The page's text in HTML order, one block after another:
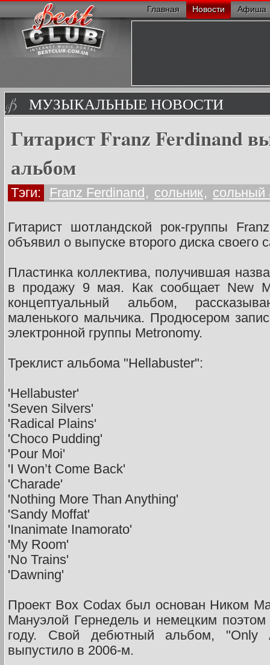
Главная Новости Афиша
МУЗЫКАЛЬНЫЕ НОВОСТИ
Гитарист Franz Ferdinand
альбом
Тэги: Franz Ferdinand , сольник, сольный
Гитарист шотландской рок-группы
объявил о выпуске второго диска своего
Пластинка коллектива, получившая
в продажу 9 мая. Как сообщает New
концептуальный альбом,
маленького мальчика. Продюсером
электронной группы Metronomy.
Треклист альбома "Hellabuster":
'Hellabuster'
'Seven Silvers'
'Radical Plains'
'Choco Pudding'
'Pour Moi'
'I Won’t Come Back'
'Charade'
'Nothing More Than Anything'
'Sandy Moffat'
'Inanimate Inamorato'
'My Room'
'No Trains'
'Dawning'
Проект Box Codax был основан Ником
Мануэлой Гернедель и немецким
году. Свой дебютный альбом, "Only
выпустило в 2006-м.